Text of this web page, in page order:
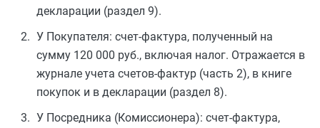
декларации (раздел 9).
У Покупателя: счет-фактура, полученный на
сумму 120 000 руб., включая налог. Отражается в
журнале учета счетов-фактур (часть 2), в книге
покупок и в декларации (раздел 8).
У Посредника (Комиссионера): счет-фактура,